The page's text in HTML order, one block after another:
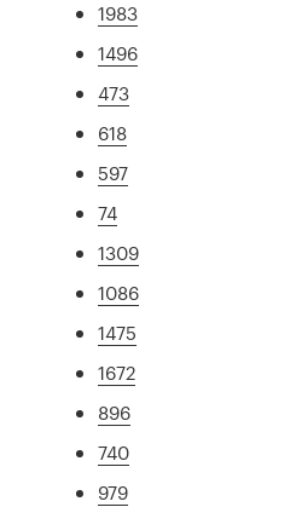
1983
1496
473
618
597
74
1309
1086
1475
1672
896
740
979